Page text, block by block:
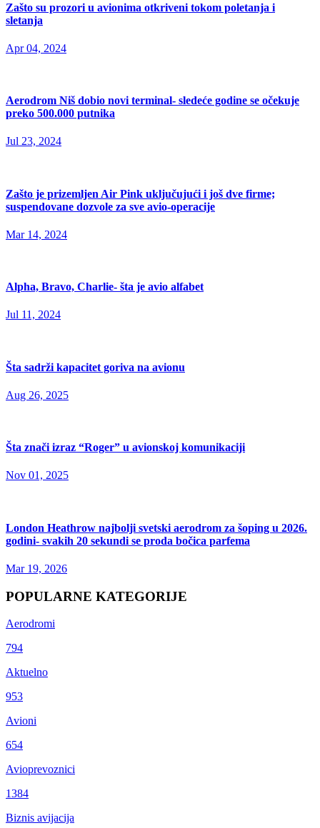
Zašto su prozori u avionima otkriveni tokom poletanja i
sletanja
Apr 04, 2024
Aerodrom Niš dobio novi terminal- sledeće godine se očekuje
preko 500.000 putnika
Jul 23, 2024
Zašto je prizemljen Air Pink uključujući i još dve firme;
suspendovane dozvole za sve avio-operacije
Mar 14, 2024
Alpha, Bravo, Charlie- šta je avio alfabet
Jul 11, 2024
Šta sadrži kapacitet goriva na avionu
Aug 26, 2025
Šta znači izraz “Roger” u avionskoj komunikaciji
Nov 01, 2025
London Heathrow najbolji svetski aerodrom za šoping u 2026.
godini- svakih 20 sekundi se proda bočica parfema
Mar 19, 2026
POPULARNE KATEGORIJE
Aerodromi
794
Aktuelno
953
Avioni
654
Avioprevoznici
1384
Biznis avijacija